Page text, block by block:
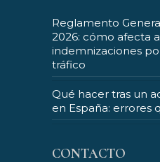
Reglamento
2026: cómo afecta
indemnizaciones
tráfico
Qué hacer tras un
en España: errores
CONTACTO